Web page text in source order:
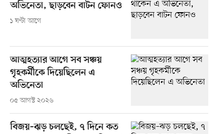
অভিনেতা, ছাড়বেন বাটন ফোনও
১ ঘণ্টা আগে
আত্মহত্যার আগে সব সঞ্চয়
গৃহকর্মীকে দিয়েছিলেন এ
অভিনেতা
০৫ আগস্ট ২০২৬
বিজয়–ঝড় চলছেই, ৭ দিনে কত